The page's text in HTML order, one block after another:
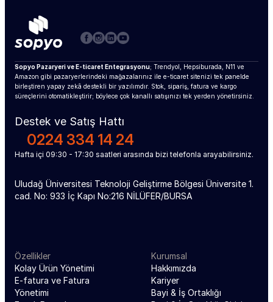
Sopyo Pazaryeri ve E-ticaret Entegrasyonu; Trendyol, Hepsiburada, N11 ve
Amazon gibi pazaryerlerindeki mağazalarınız ile e-ticaret sitenizi tek panelde
birleştiren yapay zekâ destekli bir yazılımdır. Stok, sipariş, fatura ve kargo
süreçlerini otomatikleştirir; böylece çok kanallı satışınızı tek yerden yönetirsiniz.
Destek ve Satış Hattı
0224 334 14 24
Hafta içi 09:30 - 17:30 saatleri arasında bizi telefonla arayabilirsiniz.
Uludağ Üniversitesi Teknoloji Geliştirme Bölgesi Üniversite 1.
cad. No: 933 İç Kapı No:216 NİLÜFER/BURSA
Özellikler
Kolay Ürün Yönetimi
E-fatura ve Fatura
Yönetimi
Kurumsal
Hakkımızda
Kariyer
Bayi & İş Ortaklığı